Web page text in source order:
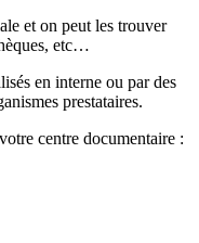
et on peut les trouver
etc…
en interne ou par des
prestataires.
centre documentaire :